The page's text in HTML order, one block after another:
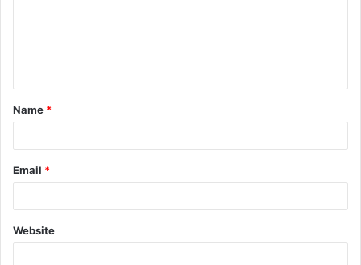
t
*
Name *
Email *
Website